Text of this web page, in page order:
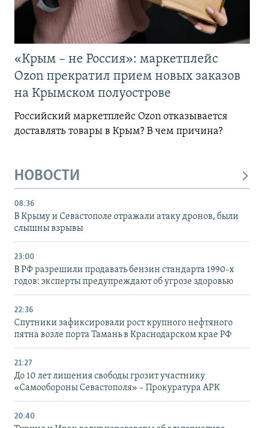
«Крым – не Россия»: маркетплейс
Ozon прекратил прием новых заказов
на Крымском полуострове
Российский маркетплейс Ozon отказывается
доставлять товары в Крым? В чем причина?
НОВОСТИ
08:36
В Крыму и Севастополе отражали атаку дронов, были
слышны взрывы
23:00
В РФ разрешили продавать бензин стандарта 1990-х
годов: эксперты предупреждают об угрозе здоровью
22:36
Спутники зафиксировали рост крупного нефтяного
пятна возле порта Тамань в Краснодарском крае РФ
21:27
До 10 лет лишения свободы грозит участнику
«Самообороны Севастополя» – Прокуратура АРК
20:40